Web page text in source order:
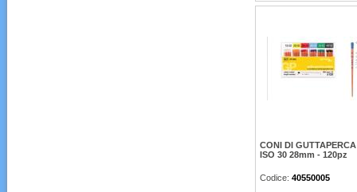
CONI DI
ISO 30 28mm - 120pz
Codice: 40550005